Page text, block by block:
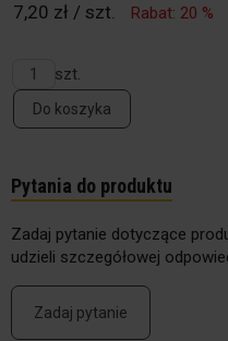
7,20 zł / szt. Rabat: 20 %
szt.
Do koszyka
Pytania do produktu
Zadaj pytanie dotyczące
udzieli szczegółowej
Zadaj pytanie